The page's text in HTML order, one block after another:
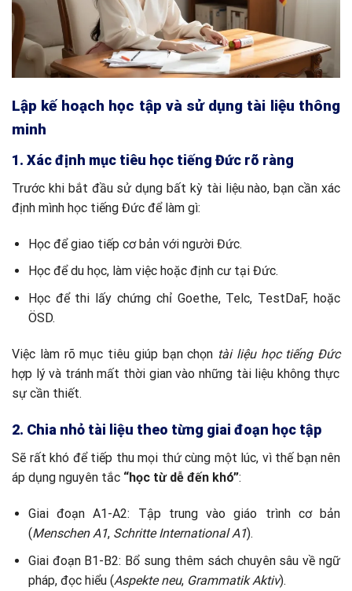
Lập kế hoạch học tập và sử dụng tài liệu thông
minh
1. Xác định mục tiêu học tiếng Đức rõ ràng
Trước khi bắt đầu sử dụng bất kỳ tài liệu nào, bạn cần xác
định mình học tiếng Đức để làm gì:
Học để giao tiếp cơ bản với người Đức.
Học để du học, làm việc hoặc định cư tại Đức.
Học để thi lấy chứng chỉ Goethe, Telc, TestDaF, hoặc
ÖSD.
Việc làm rõ mục tiêu giúp bạn chọn tài liệu học tiếng Đức
hợp lý và tránh mất thời gian vào những tài liệu không thực
sự cần thiết.
2. Chia nhỏ tài liệu theo từng giai đoạn học tập
Sẽ rất khó để tiếp thu mọi thứ cùng một lúc, vì thế bạn nên
áp dụng nguyên tắc “học từ dễ đến khó”:
Giai đoạn A1-A2: Tập trung vào giáo trình cơ bản
(Menschen A1, Schritte International A1).
Giai đoạn B1-B2: Bổ sung thêm sách chuyên sâu về ngữ
pháp, đọc hiểu (Aspekte neu, Grammatik Aktiv).